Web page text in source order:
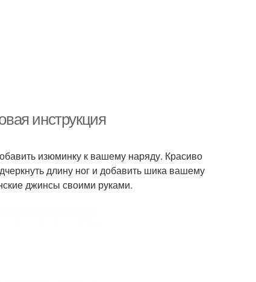
инструкция
изюминку к вашему наряду. Красиво
длину ног и добавить шика вашему
джинсы своими руками.